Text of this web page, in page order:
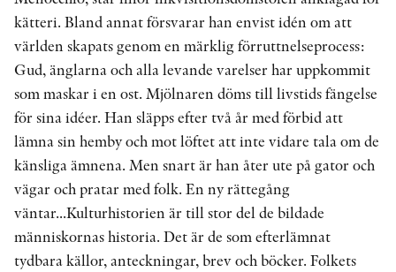
kätteri. Bland annat försvarar han envist idén om att
världen skapats genom en märklig förruttnelseprocess:
Gud, änglarna och alla levande varelser har uppkommit
som maskar i en ost. Mjölnaren döms till livstids fängelse
för sina idéer. Han släpps efter två år med förbid att
lämna sin hemby och mot löftet att inte vidare tala om de
känsliga ämnena. Men snart är han åter ute på gator och
vägar och pratar med folk. En ny rättegång
väntar...Kulturhistorien är till stor del de bildade
människornas historia. Det är de som efterlämnat
tydbara källor, anteckningar, brev och böcker. Folkets